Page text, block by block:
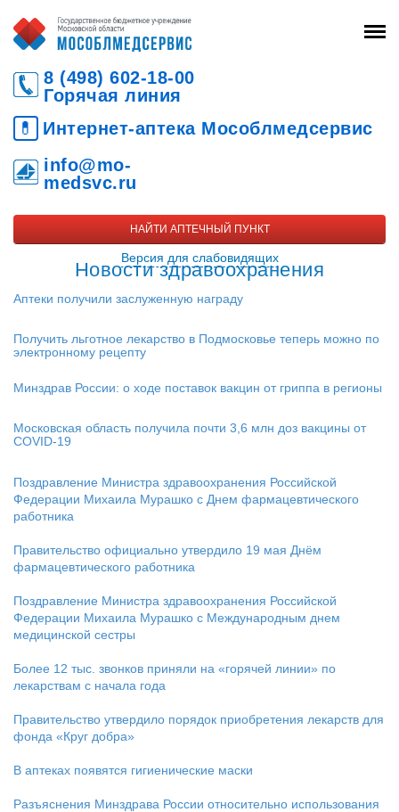
8 (498) 602-18-00
Горячая линия
💊
Интернет-аптека Мособлмедсервис
info@mo-
medsvc.ru
НАЙТИ АПТЕЧНЫЙ ПУНКТ
Версия для слабовидящих
Новости здравоохранения
Аптеки получили заслуженную награду
Получить льготное лекарство в Подмосковье теперь можно по
электронному рецепту
Минздрав России: о ходе поставок вакцин от гриппа в регионы
Московская область получила почти 3,6 млн доз вакцины от
COVID-19
Поздравление Министра здравоохранения Российской
Федерации Михаила Мурашко с Днем фармацевтического
работника
Правительство официально утвердило 19 мая Днём
фармацевтического работника
Поздравление Министра здравоохранения Российской
Федерации Михаила Мурашко с Международным днем
медицинской сестры
Более 12 тыс. звонков приняли на «горячей линии» по
лекарствам с начала года
Правительство утвердило порядок приобретения лекарств для
фонда «Круг добра»
В аптеках появятся гигиенические маски
Разъяснения Минздрава России относительно использования